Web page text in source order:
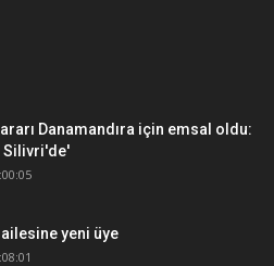
Danamandıra için emsal oldu:
Silivri'de'
yeni üye